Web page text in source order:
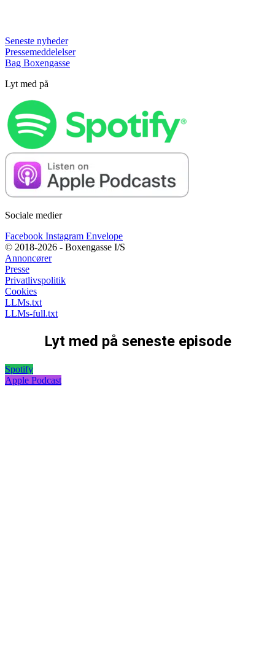
Seneste nyheder
Pressemeddelelser
Bag Boxengasse
Lyt med på
Sociale medier
Facebook Instagram Envelope
© 2018-2026 - Boxengasse I/S
Annoncører
Presse
Privatlivspolitik
Cookies
LLMs.txt
LLMs-full.txt
Lyt med på seneste episode
Spotify
Apple Podcast